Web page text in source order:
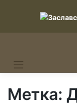
Метка: